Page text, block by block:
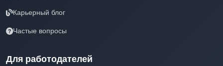
Карьерный блог
Частые вопросы
Для работодателей